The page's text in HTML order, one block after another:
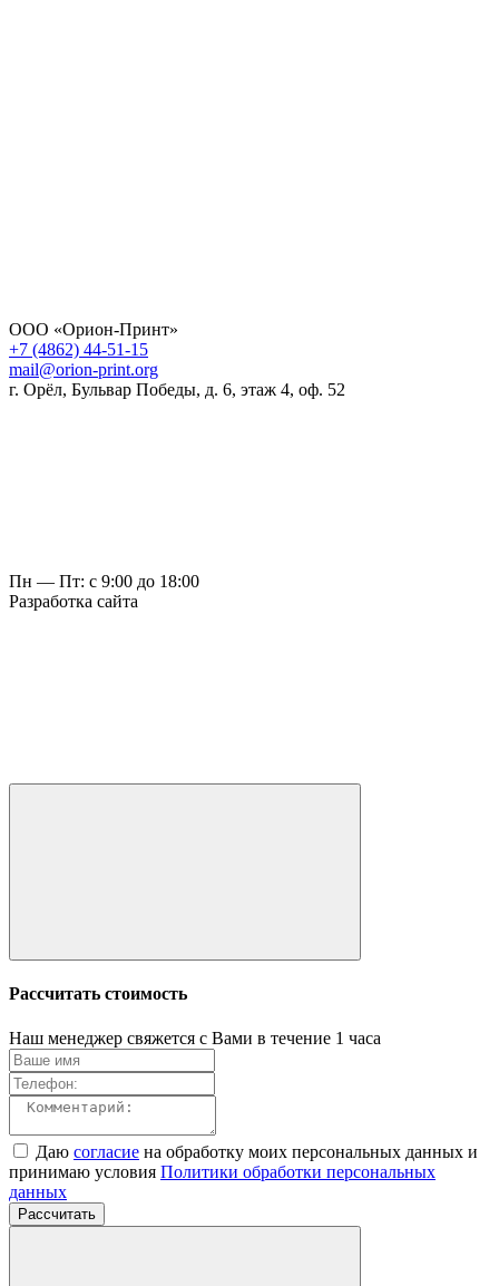
ООО «Орион-Принт»
+7 (4862) 44-51-15
mail@orion-print.org
г. Орёл, Бульвар Победы, д. 6, этаж 4, оф. 52
Пн — Пт: с 9:00 до 18:00
Разработка сайта
Рассчитать стоимость
Наш менеджер свяжется с Вами в течение 1 часа
Даю согласие на обработку моих персональных данных и
принимаю условия Политики обработки персональных
данных
Рассчитать